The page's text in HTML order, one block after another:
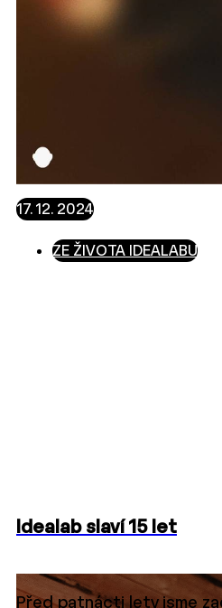
17. 12. 2024
ZE ŽIVOTA IDEALABU
Idealab slaví 15 let
Před patnácti lety jsme